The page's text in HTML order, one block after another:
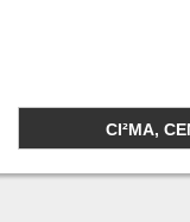
CI²MA,